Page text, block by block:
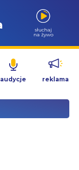
słuchaj
na żywo
audycje reklama